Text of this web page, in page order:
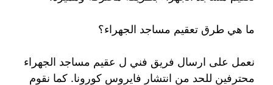
ما هي طرق تعقيم مساجد الجهراء؟
نعمل على ارسال فريق فني ل عقيم مساجد الجهراء
محترفين للحد من انتشار فايروس كورونا. كما نقوم